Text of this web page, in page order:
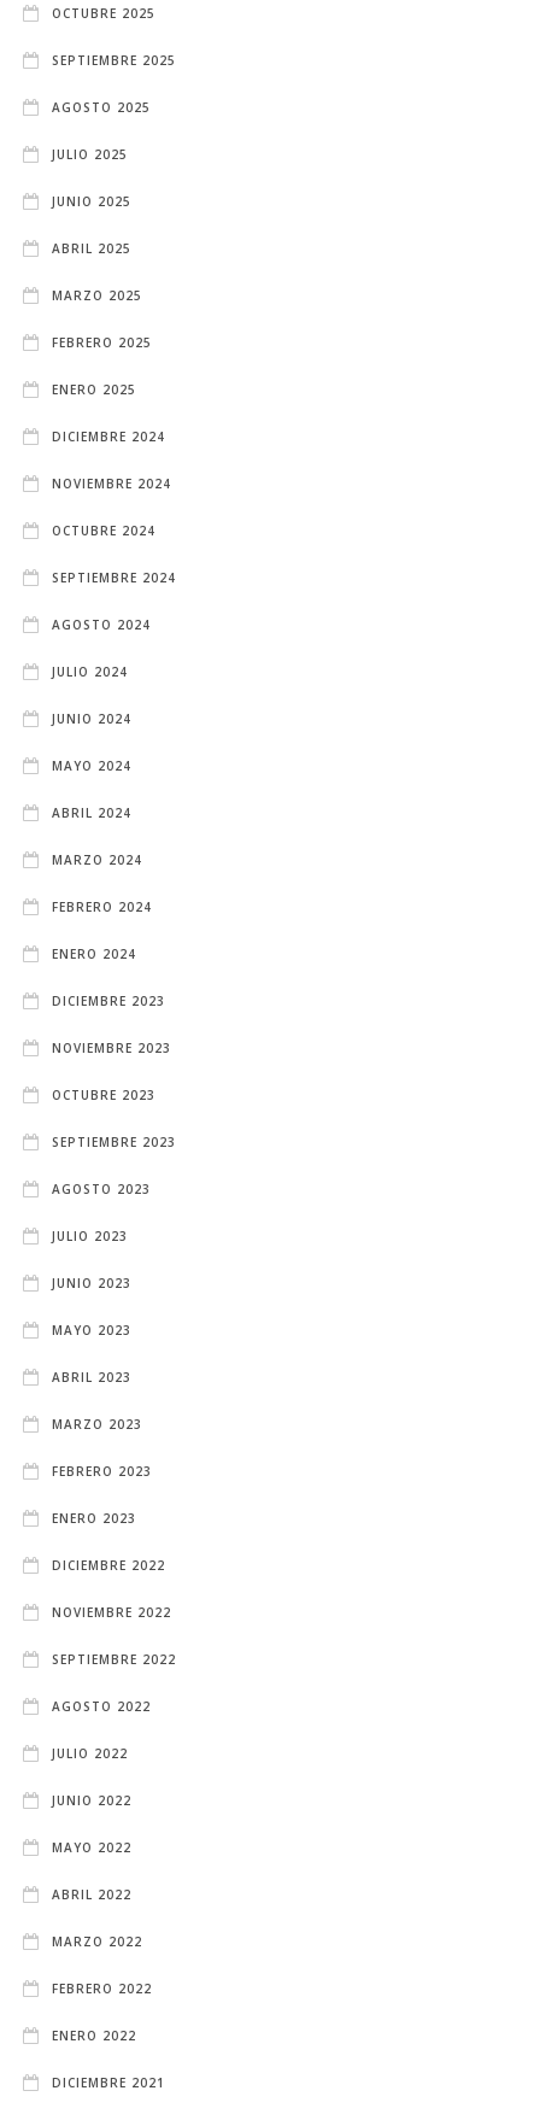
OCTUBRE 2025
SEPTIEMBRE 2025
AGOSTO 2025
JULIO 2025
JUNIO 2025
ABRIL 2025
MARZO 2025
FEBRERO 2025
ENERO 2025
DICIEMBRE 2024
NOVIEMBRE 2024
OCTUBRE 2024
SEPTIEMBRE 2024
AGOSTO 2024
JULIO 2024
JUNIO 2024
MAYO 2024
ABRIL 2024
MARZO 2024
FEBRERO 2024
ENERO 2024
DICIEMBRE 2023
NOVIEMBRE 2023
OCTUBRE 2023
SEPTIEMBRE 2023
AGOSTO 2023
JULIO 2023
JUNIO 2023
MAYO 2023
ABRIL 2023
MARZO 2023
FEBRERO 2023
ENERO 2023
DICIEMBRE 2022
NOVIEMBRE 2022
SEPTIEMBRE 2022
AGOSTO 2022
JULIO 2022
JUNIO 2022
MAYO 2022
ABRIL 2022
MARZO 2022
FEBRERO 2022
ENERO 2022
DICIEMBRE 2021